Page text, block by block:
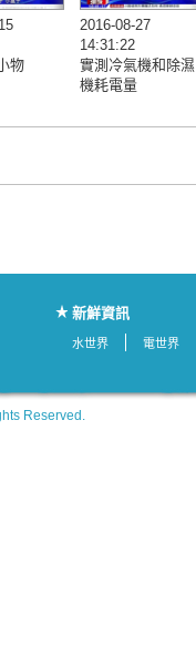
物
2016-08-27
14:31:22
實測冷氣機和除濕
機耗電量
新鮮資訊
水世界 電世界
Reserved.